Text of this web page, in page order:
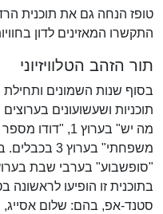
טופז הנחה גם את תוכנית
התקשרו המאזינים לדון
תור הזהב הטלוויזיוני
בסוף שנות השמונים
תוכניות ושעשועונים
בתוכנית זו הופיעו לראשונה
סטנד-אפ, בהם: שלום אסייג,